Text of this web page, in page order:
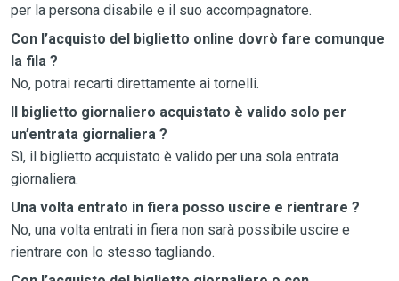
per la persona disabile e il suo accompagnatore.
Con l’acquisto del biglietto online dovrò fare comunque
la fila ?
No, potrai recarti direttamente ai tornelli.
Il biglietto giornaliero acquistato è valido solo per
un’entrata giornaliera ?
Sì, il biglietto acquistato è valido per una sola entrata
giornaliera.
Una volta entrato in fiera posso uscire e rientrare ?
No, una volta entrati in fiera non sarà possibile uscire e
rientrare con lo stesso tagliando.